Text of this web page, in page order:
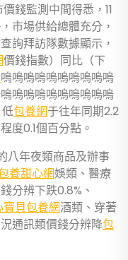
錢監測中間得悉，11
市場供給總體充分，
詢拜訪隊數據顯示，
價錢指數）同比（下
嗚嗚嗚嗚嗚嗚嗚嗚嗚嗚
嗚嗚嗚嗚嗚嗚嗚嗚嗚
包養網于往年同期2.2
度0.1個百分點。
八年夜類商品及辦事
養甜心網娛類、醫療
分辨下跌0.8%、
寶貝包養網酒類、穿著
通訊類價錢分辨降包